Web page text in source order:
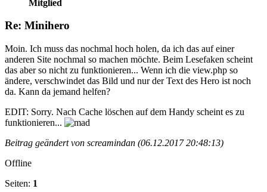
Mitglied
Re: Minihero
Moin. Ich muss das nochmal hoch holen, da ich das auf einer
anderen Site nochmal so machen möchte. Beim Lesefaken scheint
das aber so nicht zu funktionieren... Wenn ich die view.php so
ändere, verschwindet das Bild und nur der Text des Hero ist noch
da. Kann da jemand helfen?
EDIT: Sorry. Nach Cache löschen auf dem Handy scheint es zu
funktionieren...
Beitrag geändert von screamindan (06.12.2017 20:48:13)
Offline
Seiten: 1